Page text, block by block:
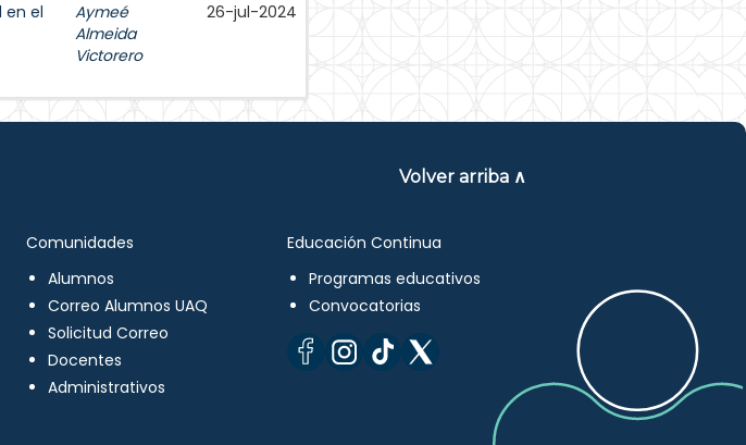
en el
Aymeé
Almeida
Victorero
26-jul-2024
Volver arriba ∧
Comunidades
Alumnos
Correo Alumnos UAQ
Solicitud Correo
Docentes
Administrativos
Educación Continua
Programas educativos
Convocatorias